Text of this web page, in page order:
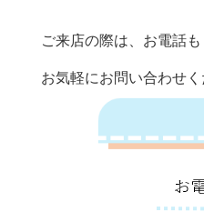
ご来店の際は、お電話
お気軽にお問い合わせく